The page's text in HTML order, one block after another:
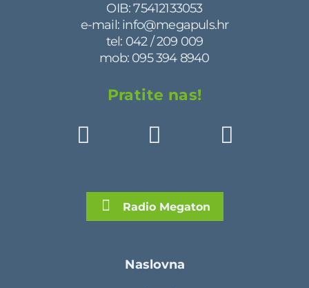
OIB: 75412133053
e-mail: info@megapuls.hr
tel: 042 / 209 009
mob: 095 394 8940
Pratite nas!
Radio Megaton
Naslovna